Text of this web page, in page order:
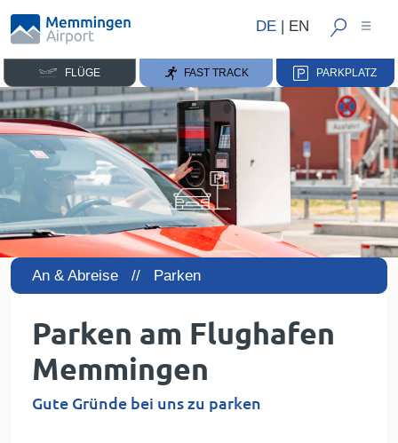
DE | EN
FLÜGE FAST TRACK PARKPLATZ
An & Abreise // Parken
Parken am Flughafen
Memmingen
Gute Gründe bei uns zu parken